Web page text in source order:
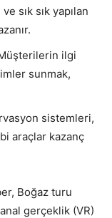
sık sık yapılan
ilgi
sunmak,
sistemleri,
araçlar kazanç
Boğaz turu
gerçeklik (VR)